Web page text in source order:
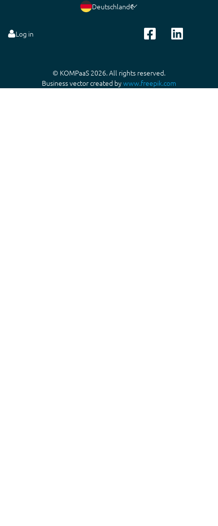
Deutschland€
Log in
© KOMPaaS 2026. All rights reserved.
Business vector created bywww.freepik.com